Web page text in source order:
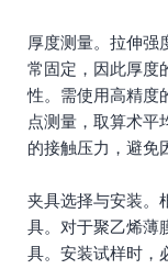
厚度测量。拉伸强
常固定，因此厚度
性。需使用高精度
点测量，取算术平
的接触压力，避免
夹具选择与安装。
具。对于聚乙烯薄
具。安装试样时，